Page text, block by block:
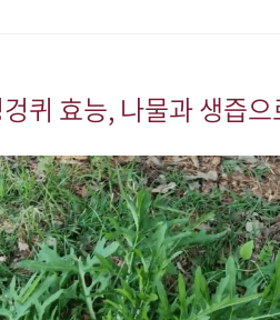
퀴 효능, 나물과 생즙